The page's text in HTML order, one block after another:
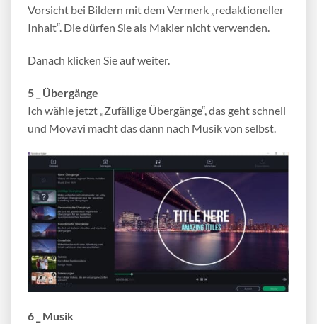
Vorsicht bei Bildern mit dem Vermerk „redaktioneller
Inhalt“. Die dürfen Sie als Makler nicht verwenden.
Danach klicken Sie auf weiter.
5 _ Übergänge
Ich wähle jetzt „Zufällige Übergänge“, das geht schnell
und Movavi macht das dann nach Musik von selbst.
6 _ Musik